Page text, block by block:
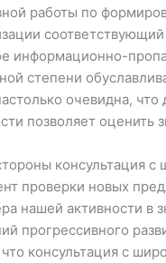
работы по
информационно-
степени
очевидна,
позволяет оценить
консультация
проверки новых
нашей активности в
прогрессивного
консультация с